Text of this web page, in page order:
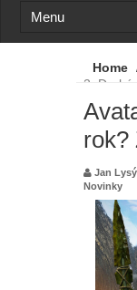
Home
2: Druhý
rok?
Jan Lysý
Novinky